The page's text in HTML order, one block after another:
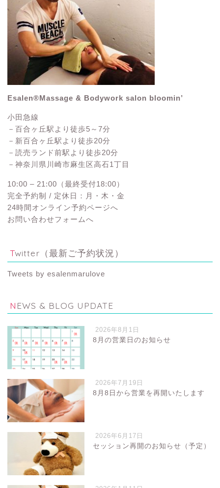
Esalen®Massage & Bodywork salon bloomin’
小田急線
－百合ヶ丘駅より徒歩5～7分
－新百合ヶ丘駅より徒歩20分
－読売ランド前駅より徒歩20分
－神奈川県川崎市麻生区高石1丁目
10:00 – 21:00（最終受付18:00）
完全予約制 / 定休日：月・木・金
24時間オンライン予約ページへ
お問い合わせフォームへ
Twitter（最新ご予約状況）
Tweets by esalenmarulove
NEWS & BLOG UPDATE
2026年8月1日
8月の営業日のお知らせ
2026年7月19日
8月8日から営業を再開いたします
2026年6月17日
セッション再開のお知らせ（予定）